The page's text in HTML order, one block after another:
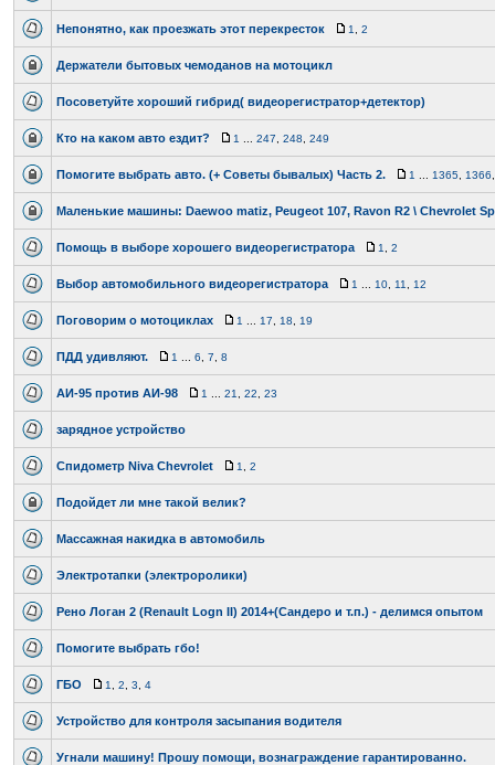
Непонятно, как проезжать этот перекресток 1 2
Держатели бытовых чемоданов на мотоцикл
Посоветуйте хороший гибрид( видеорегистратор+детектор)
Кто на каком авто ездит? 1 247 248 249
Помогите выбрать авто. (+ Советы бывалых) Часть 2. 1 1365 1366
Маленькие машины: Daewoo matiz, Peugeot 107, Ravon R2 \ Chevrolet
Помощь в выборе хорошего видеорегистратора 1 2
Выбор автомобильного видеорегистратора 1 10 11 12
Поговорим о мотоциклах 1 17 18 19
ПДД удивляют. 1 6 7 8
АИ-95 против АИ-98 1 21 22 23
зарядное устройство
Спидометр Niva Chevrolet 1 2
Подойдет ли мне такой велик?
Массажная накидка в автомобиль
Электротапки (электроролики)
Рено Логан 2 (Renault Logn II) 2014+(Сандеро и т.п.) - делимся опытом
Помогите выбрать гбо!
ГБО 1 2 3 4
Устройство для контроля засыпания водителя
Угнали машину! Прошу помощи, вознаграждение гарантированно.